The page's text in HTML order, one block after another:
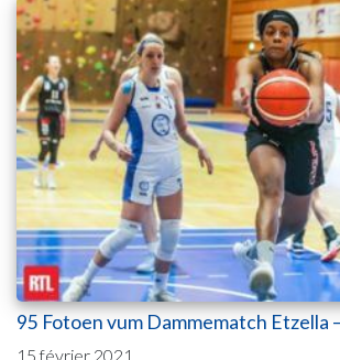
95 Fotoen vum Dammematch Etzella
15 février 2021